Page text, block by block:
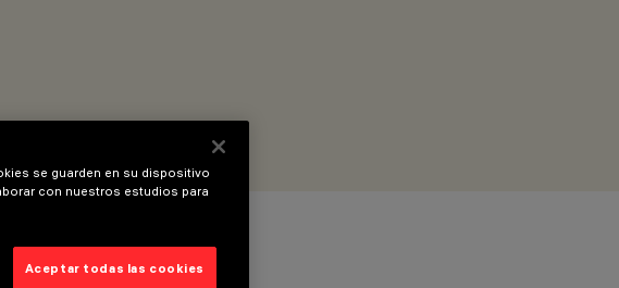
se guarden en su dispositivo
con nuestros estudios para
Aceptar todas las cookies